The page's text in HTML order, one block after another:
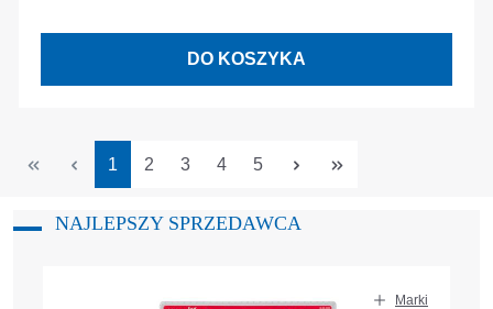
DO KOSZYKA
Strona
1 Strona
2 Strona
3 Strona
4 Strona
5
NAJLEPSZY SPRZEDAWCA
Marki